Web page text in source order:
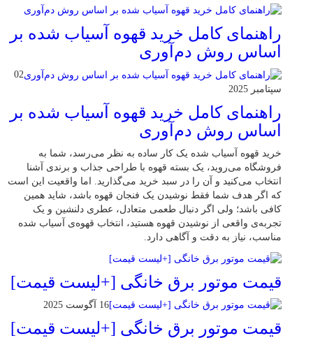
راهنمای کامل خرید قهوه آسیاب شده بر
اساس روش دم‌آوری
02
سپتامبر 2025
راهنمای کامل خرید قهوه آسیاب شده بر
اساس روش دم‌آوری
خرید قهوه آسیاب شده یک کار ساده به نظر می‌رسد، شما به
فروشگاه می‌روید، یک بسته قهوه با طراحی جذاب و برندی آشنا
انتخاب می‌کنید و آن را در سبد خرید می‌گذارید. اما واقعیت این است
که اگر هدف شما فقط نوشیدن یک فنجان قهوه باشد، شاید همین
کافی باشد؛ ولی اگر دنبال طعمی متعادل، عطری دلنشین و یک
تجربه‌ی واقعی از نوشیدن قهوه هستید، انتخاب قهوه‌ی آسیاب شده
مناسب، نیاز به دقت و آگاهی دارد.
قیمت موتور برق خانگی [+لیست قیمت]
16 آگوست 2025
قیمت موتور برق خانگی [+لیست قیمت]